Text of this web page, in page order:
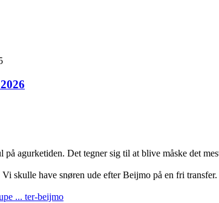
agurketiden. Det tegner sig til at blive måske det
skulle have snøren ude efter Beijmo på en fri
... ter-beijmo